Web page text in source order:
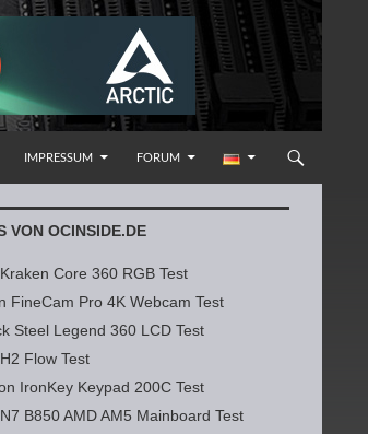
IMPRESSUM FORUM
VON OCINSIDE.DE
Core 360 RGB Test
FineCam Pro 4K Webcam Test
Steel Legend 360 LCD Test
Flow Test
IronKey Keypad 200C Test
B850 AMD AM5 Mainboard Test